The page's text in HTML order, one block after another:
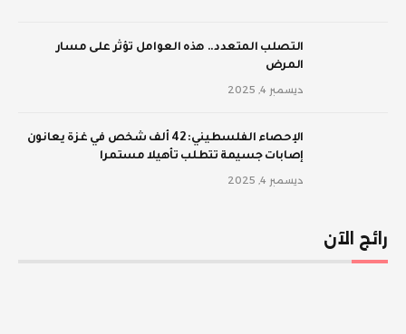
‫التصلب المتعدد.. هذه العوامل تؤثر على مسار
المرض
ديسمبر 4, 2025
الإحصاء الفلسطيني: 42 ألف شخص في غزة يعانون
إصابات جسيمة تتطلب تأهيلا مستمرا
ديسمبر 4, 2025
رائج الآن